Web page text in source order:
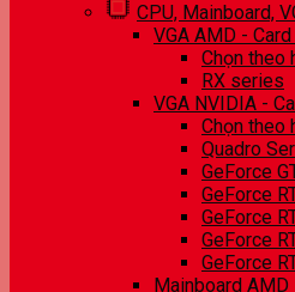
CPU, Mainboard,
VGA AMD -
Chọn theo
RX series
VGA NVIDIA -
Chọn theo
Quadro
GeForce
GeForce
GeForce
GeForce
GeForce
Mainboard AMD